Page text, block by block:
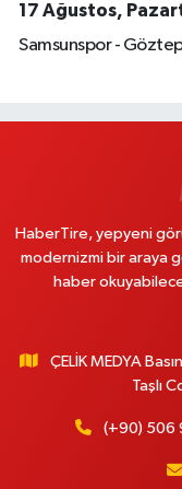
17 Ağustos,
Samsunspor -
HaberTire, yepyeni
modernizmi bir araya
haber
ÇELİK MEDYA
Taşlı
(+90) 506